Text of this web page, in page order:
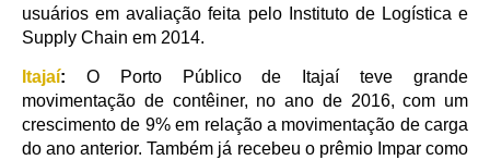
usuários em avaliação feita pelo Instituto de Logística e
Supply Chain em 2014.
Itajaí:
O Porto Público de Itajaí teve grande
movimentação de contêiner, no ano de 2016, com um
crescimento de 9% em relação a movimentação de carga
do ano anterior. Também já recebeu o prêmio Impar como